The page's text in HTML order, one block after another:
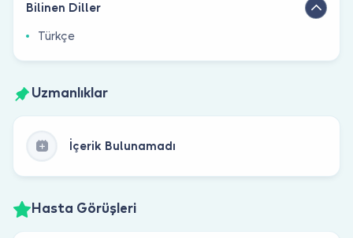
Bilinen Diller
Türkçe
Uzmanlıklar
İçerik Bulunamadı
Hasta Görüşleri